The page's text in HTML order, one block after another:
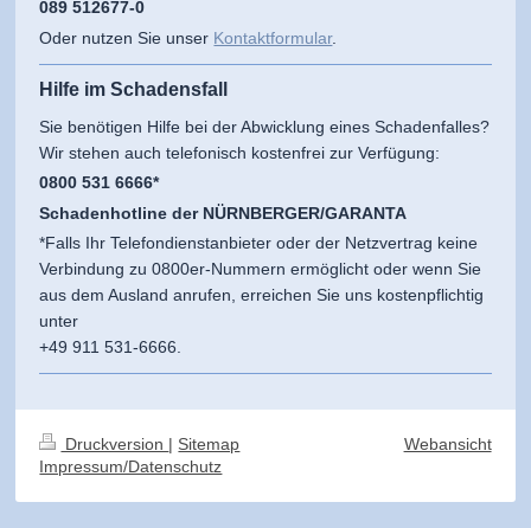
089 512677-0
Oder nutzen Sie unser Kontaktformular.
Hilfe im Schadensfall
Sie benötigen Hilfe bei der Abwicklung eines Schadenfalles?
Wir stehen auch telefonisch kostenfrei zur Verfügung:
0800 531 6666*
Schadenhotline der NÜRNBERGER/GARANTA
*Falls Ihr Telefondienstanbieter oder der Netzvertrag keine
Verbindung zu 0800er-Nummern ermöglicht oder wenn Sie
aus dem Ausland anrufen, erreichen Sie uns kostenpflichtig
unter
+49 911 531-6666.
Druckversion | Sitemap
Impressum/Datenschutz
Webansicht